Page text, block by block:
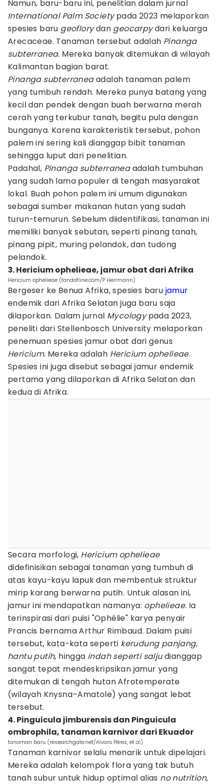
Namun, baru-baru ini, penelitian dalam jurnal
International Palm Societypada 2023 melaporkan
spesies baru geoflorydan geocarpydari keluarga
Arecaceae. Tanaman tersebut adalah Pinanga
subterranea. Mereka banyak ditemukan di wilayah
Kalimantan bagian barat.
Pinanga subterraneaadalah tanaman palem
yang tumbuh rendah. Mereka punya batang yang
kecil dan pendek dengan buah berwarna merah
cerah yang terkubur tanah, begitu pula dengan
bunganya. Karena karakteristik tersebut, pohon
palem ini sering kali dianggap bibit tanaman
sehingga luput dari penelitian.
Padahal, Pinanga subterraneaadalah tumbuhan
yang sudah lama populer di tengah masyarakat
lokal. Buah pohon palem ini umum digunakan
sebagai sumber makanan hutan yang sudah
turun-temurun. Sebelum diidentifikasi, tanaman ini
memiliki banyak sebutan, seperti pinang tanah,
pinang pipit, muring pelandok, dan tudong
pelandok.
3. Hericium ophelieae, jamur obat dari Afrika
Hericium ophelieae (tandofline.com/P Herrmann)
Bergeser ke Benua Afrika, spesies baru jamur
endemik dari Afrika Selatan juga baru saja
dilaporkan. Dalam jurnal Mycologypada 2023,
peneliti dari Stellenbosch University melaporkan
penemuan spesies jamur obat dari genus
Hericium. Mereka adalah Hericium ophelieae.
Spesies ini juga disebut sebagai jamur endemik
pertama yang dilaporkan di Afrika Selatan dan
kedua di Afrika.
Secara morfologi, Hericium ophelieae
didefinisikan sebagai tanaman yang tumbuh di
atas kayu-kayu lapuk dan membentuk struktur
mirip karang berwarna putih. Untuk alasan ini,
jamur ini mendapatkan namanya: ophelieae. Ia
terinspirasi dari puisi "Ophélie" karya penyair
Prancis bernama Arthur Rimbaud. Dalam puisi
tersebut, kata-kata seperti kerudung panjang,
hantu putih, hingga indah seperti saljudianggap
sangat tepat mendeskripsikan jamur yang
ditemukan di tengah hutan Afrotemperate
(wilayah Knysna–Amatole) yang sangat lebat
tersebut.
4. Pinguicula jimburensis dan Pinguicula
ombrophila, tanaman karnivor dari Ekuador
tanaman baru (researchgate.net/Alvaro Pérez, et al)
Tanaman karnivor selalu menarik untuk dipelajari.
Mereka adalah kelompok flora yang tak butuh
tanah subur untuk hidup optimal alias no nutrition,